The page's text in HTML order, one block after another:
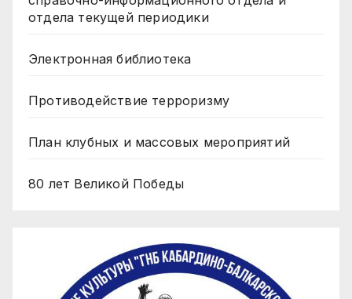
отдела текущей периодики
Электронная библиотека
Противодействие терроризму
План клубных и массовых мероприятий
80 лет Великой Победы